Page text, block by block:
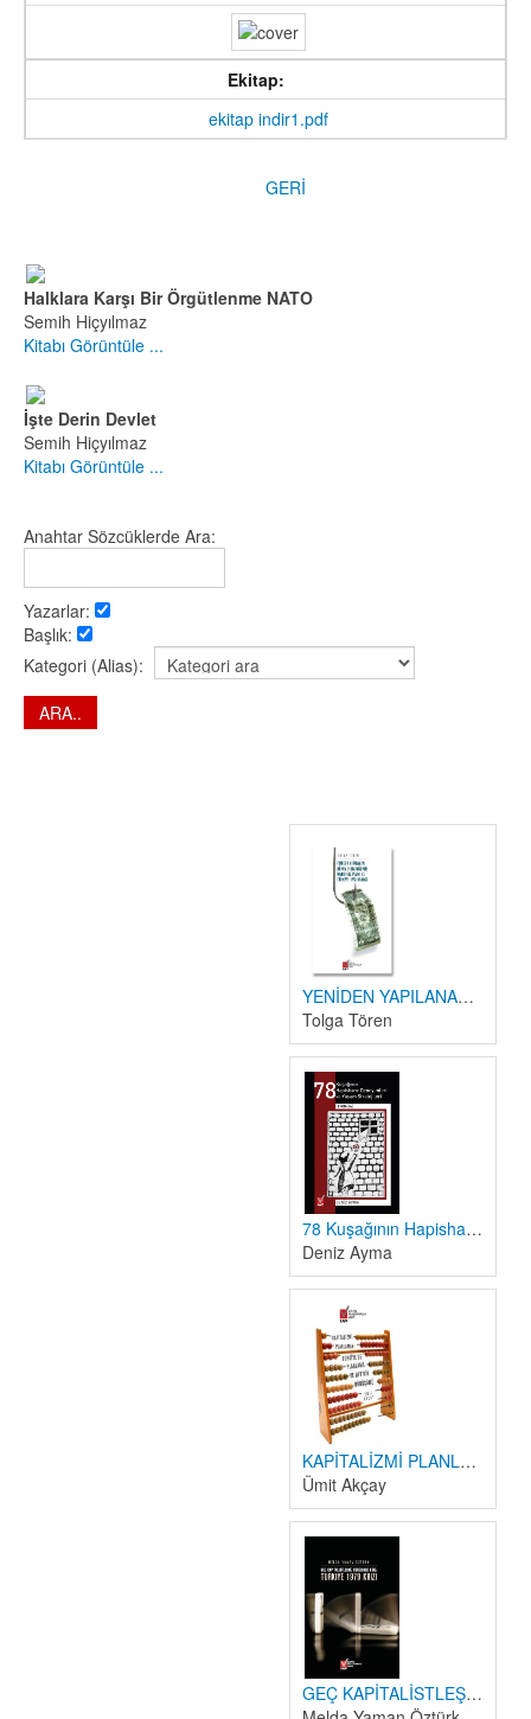
Ekitap:
ekitap indir1.pdf
GERİ
Halklara Karşı Bir Örgütlenme NATO
Semih Hiçyılmaz
Kitabı Görüntüle ...
İşte Derin Devlet
Semih Hiçyılmaz
Kitabı Görüntüle ...
Anahtar Sözcüklerde Ara:
Yazarlar:
Başlık:
Kategori (Alias):
YENİDEN YAPILANAN DÜNYA EKONOMİSİNDE MARSHALL PLANI VE TÜRKİYE UYGULAMASI
Tolga Tören
78 Kuşağının Hapishane Deneyimleri ve Yaşam Stratejileri (1980-1984)
Deniz Ayma
KAPİTALİZMİ PLANLAMAK: TÜRKİYE'DE PLANLAMA ve DPT'NİN DÖNÜŞÜMÜ
Ümit Akçay
GEÇ KAPİTALİSTLEŞME SÜRECİNDE KRİZ: TÜRKİYE 1979 KRİZİ